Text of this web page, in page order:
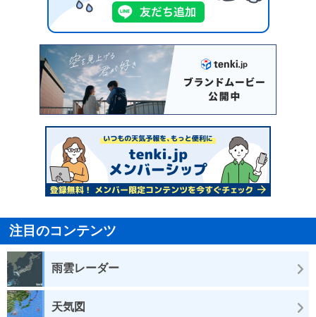
注目のコンテンツ
雨雲レーダー
天気図